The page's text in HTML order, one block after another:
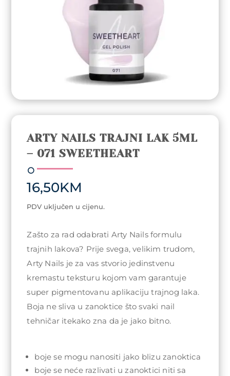
ARTY NAILS TRAJNI LAK 5ML
– 071 SWEETHEART
16,50KM
PDV uključen u cijenu.
Zašto za rad odabrati Arty Nails formulu
trajnih lakova? Prije svega, velikim trudom,
Arty Nails je za vas stvorio jedinstvenu
kremastu teksturu kojom vam garantuje
super pigmentovanu aplikaciju trajnog laka.
Boja ne sliva u zanoktice što svaki nail
tehničar itekako zna da je jako bitno.
boje se mogu nanositi jako blizu zanoktica
boje se neće razlivati u zanoktici niti sa